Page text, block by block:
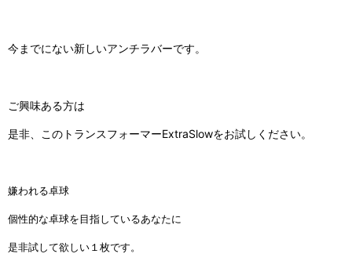
今までにない新しいアンチラバーです。
ご興味ある方は
是非、このトランスフォーマーExtraSlowをお試しください。
嫌われる卓球
個性的な卓球を目指しているあなたに
是非試して欲しい１枚です。